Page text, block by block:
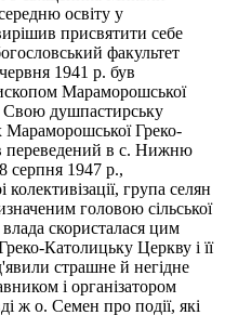
освіту у
присвятити себе
факультет
1941 р. був
Мараморошської
Свою душпастирську
Мараморошської Греко-
переведений в с. Нижню
серпня 1947 р.,
група селян
головою сільської
скористалася цим
Католицьку Церкву і її
страшне й негідне
і організатором
ж о. Семен про події, які